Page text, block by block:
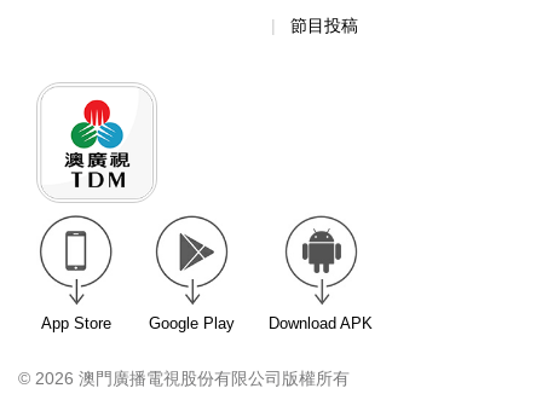
節目投稿
App Store Google Play Download APK
© 2026 澳門廣播電視股份有限公司版權所有